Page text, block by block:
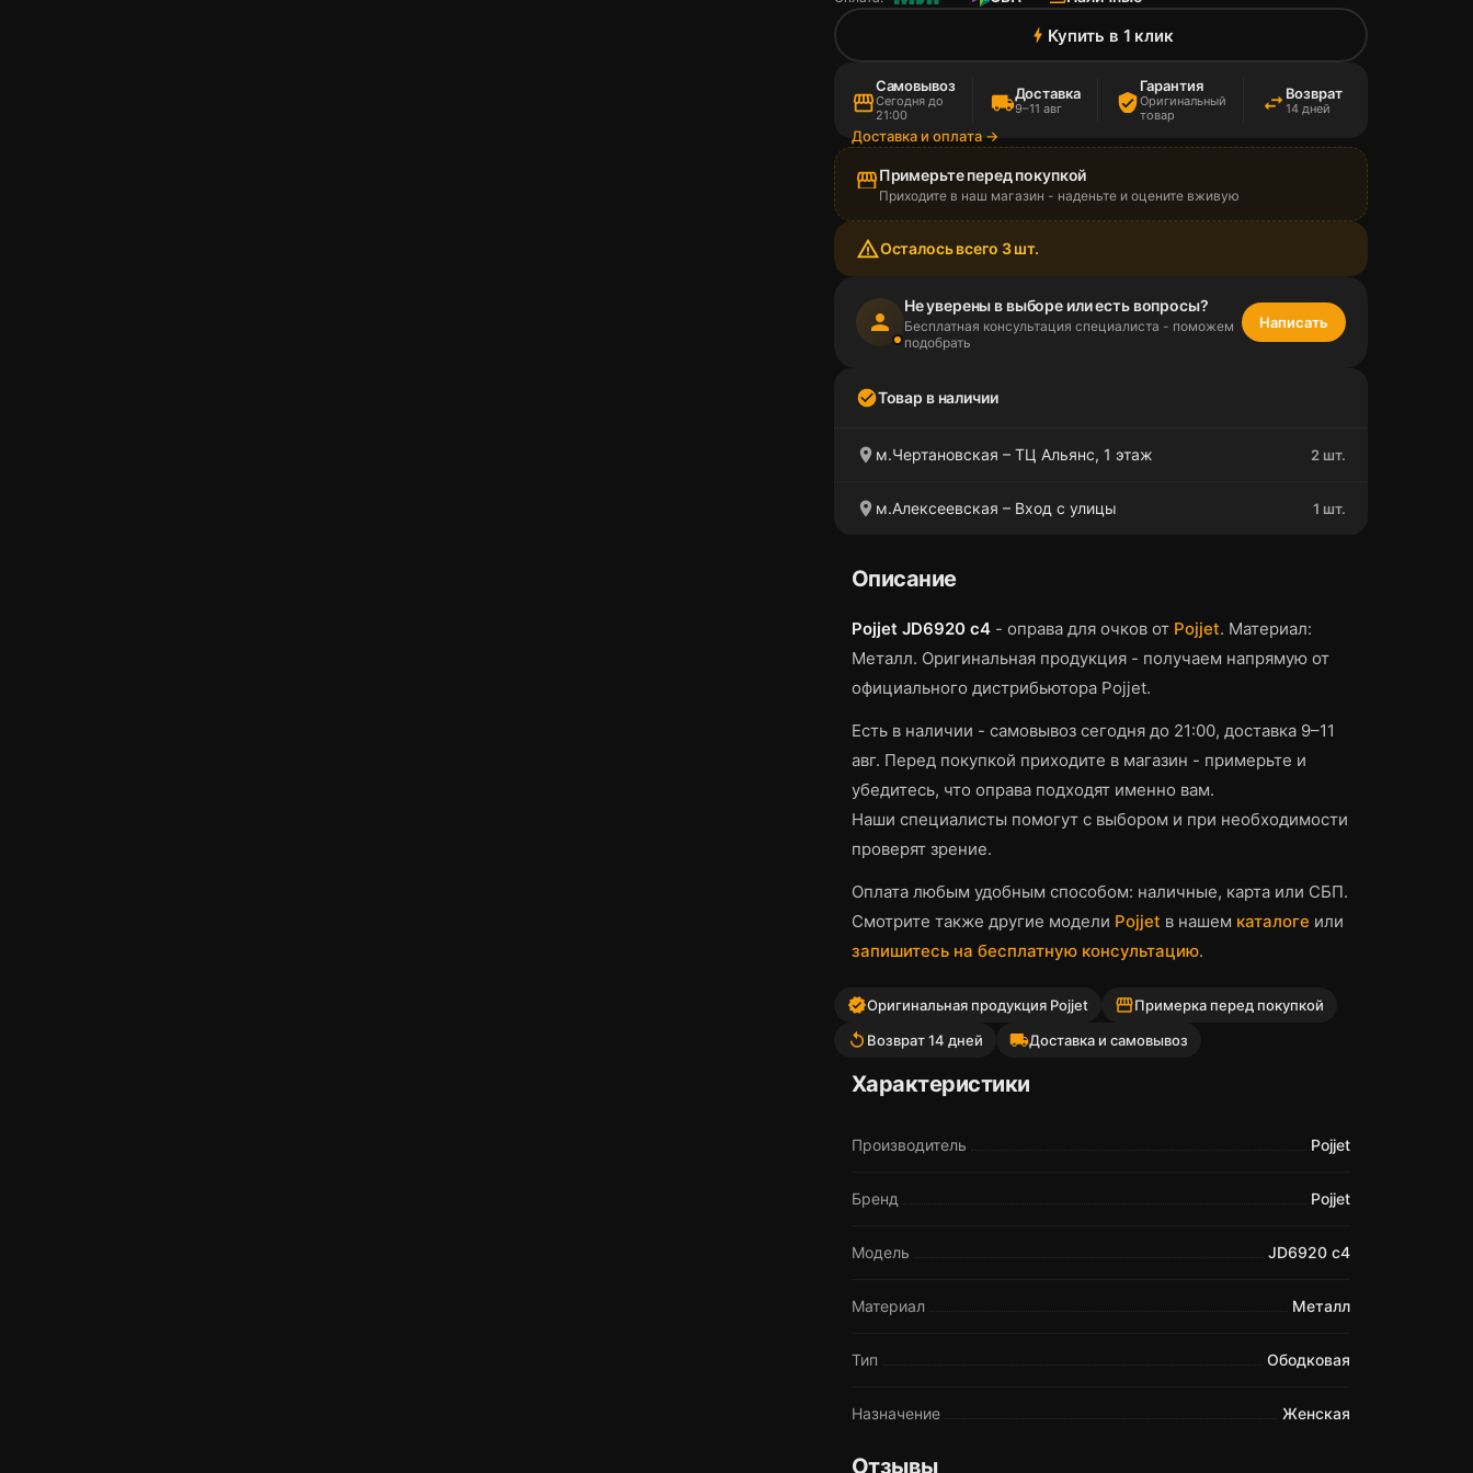
bolt Купить в 1 клик
storefront
Самовывоз
Сегодня до
21:00
local_shippingДоставка
9–11 авг verified_user
Гарантия
Оригинальный
товар
swap_horiz Возврат
14 дней
Доставка и оплата →
storefrontПримерьте перед покупкой
Приходите в наш магазин - наденьте и оцените вживую
warning_amberОсталось всего 3 шт.
person
Не уверены в выборе или есть вопросы?
Бесплатная консультация специалиста - поможем
подобрать
Написать
check_circleТовар в наличии
location_on м.Чертановская – ТЦ Альянс, 1 этаж 2 шт.
location_on м.Алексеевская – Вход с улицы 1 шт.
Описание
Pojjet JD6920 c4- оправа для очковот Pojjet. Материал:
Металл. Оригинальная продукция - получаем напрямую от
официального дистрибьютора Pojjet.
Есть в наличии - самовывоз сегодня до 21:00, доставка 9–11
авг. Перед покупкой приходите в магазин - примерьте и
убедитесь, что оправаподходят именно вам.
Наши специалисты помогут с выбором и при необходимости
проверят зрение.
Оплата любым удобным способом: наличные, карта или СБП.
Смотрите также другие модели Pojjet в нашем каталоге или
запишитесь на бесплатную консультацию.
verifiedОригинальная продукция Pojjet storefrontПримерка перед покупкой
replay Возврат 14 дней local_shippingДоставка и самовывоз
Характеристики
Производитель Pojjet
Бренд Pojjet
Модель JD6920 c4
Материал Металл
Тип Ободковая
Назначение Женская
Отзывы